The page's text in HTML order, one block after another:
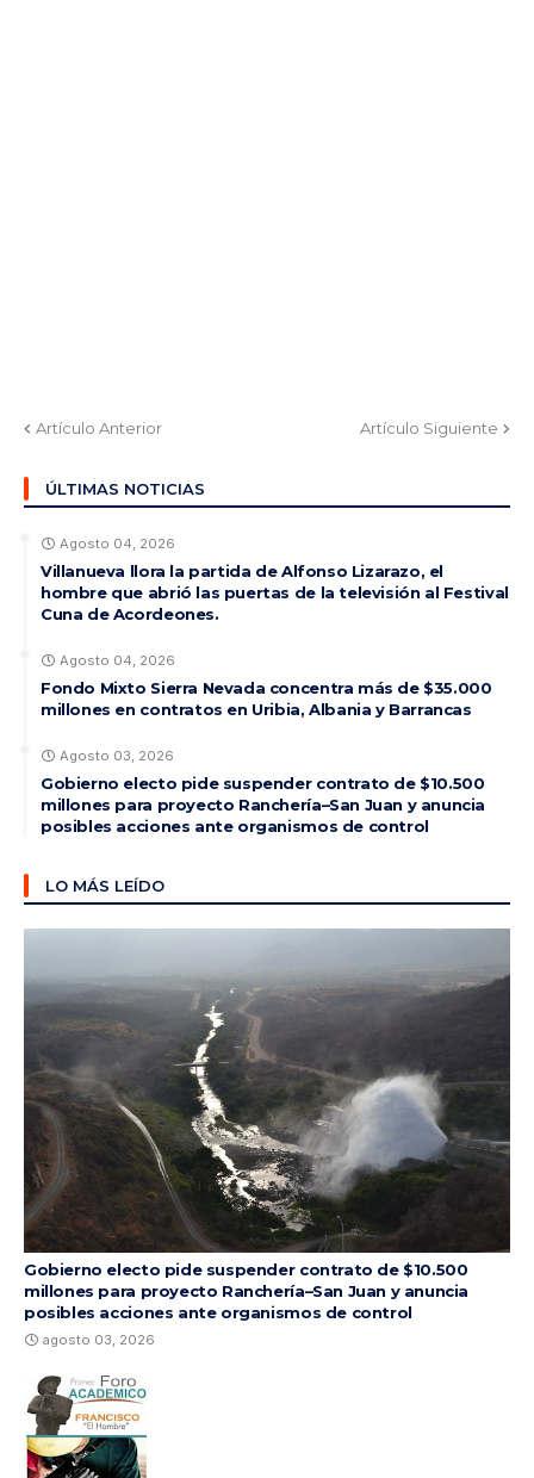
Artículo Anterior Artículo Siguiente
ÚLTIMAS NOTICIAS
Agosto 04, 2026
Villanueva llora la partida de Alfonso Lizarazo, el
hombre que abrió las puertas de la televisión al Festival
Cuna de Acordeones.
Agosto 04, 2026
Fondo Mixto Sierra Nevada concentra más de $35.000
millones en contratos en Uribia, Albania y Barrancas
Agosto 03, 2026
Gobierno electo pide suspender contrato de $10.500
millones para proyecto Ranchería–San Juan y anuncia
posibles acciones ante organismos de control
LO MÁS LEÍDO
Gobierno electo pide suspender contrato de $10.500
millones para proyecto Ranchería–San Juan y anuncia
posibles acciones ante organismos de control
agosto 03, 2026